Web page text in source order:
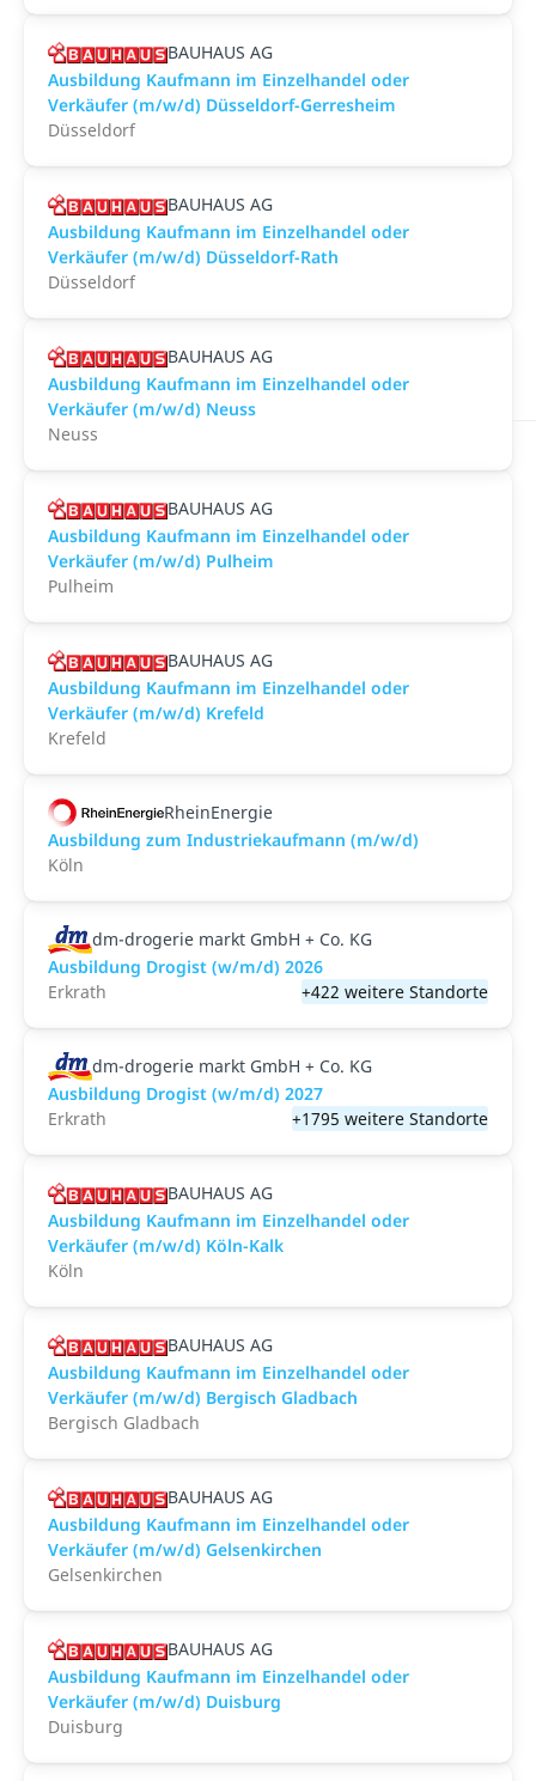
BAUHAUS AG
Ausbildung Kaufmann im Einzelhandel oder
Verkäufer (m/w/d) Düsseldorf-Gerresheim
Düsseldorf
BAUHAUS AG
Ausbildung Kaufmann im Einzelhandel oder
Verkäufer (m/w/d) Düsseldorf-Rath
Düsseldorf
BAUHAUS AG
Ausbildung Kaufmann im Einzelhandel oder
Verkäufer (m/w/d) Neuss
Neuss
BAUHAUS AG
Ausbildung Kaufmann im Einzelhandel oder
Verkäufer (m/w/d) Pulheim
Pulheim
BAUHAUS AG
Ausbildung Kaufmann im Einzelhandel oder
Verkäufer (m/w/d) Krefeld
Krefeld
RheinEnergie
Ausbildung zum Industriekaufmann (m/w/d)
Köln
dm-drogerie markt GmbH + Co. KG
Ausbildung Drogist (w/m/d) 2026
Erkrath
+422 weitere Standorte
dm-drogerie markt GmbH + Co. KG
Ausbildung Drogist (w/m/d) 2027
Erkrath
+1795 weitere Standorte
BAUHAUS AG
Ausbildung Kaufmann im Einzelhandel oder
Verkäufer (m/w/d) Köln-Kalk
Köln
BAUHAUS AG
Ausbildung Kaufmann im Einzelhandel oder
Verkäufer (m/w/d) Bergisch Gladbach
Bergisch Gladbach
BAUHAUS AG
Ausbildung Kaufmann im Einzelhandel oder
Verkäufer (m/w/d) Gelsenkirchen
Gelsenkirchen
BAUHAUS AG
Ausbildung Kaufmann im Einzelhandel oder
Verkäufer (m/w/d) Duisburg
Duisburg